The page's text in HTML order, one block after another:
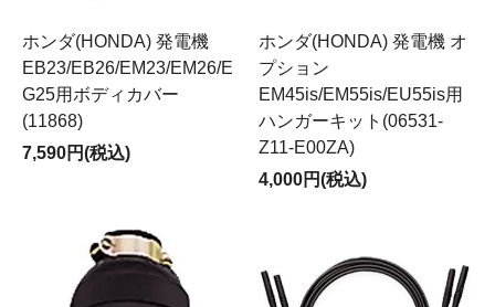
ホンダ(HONDA) 発電機
EB23/EB26/EM23/EM26/E
G25用ボディカバー
(11868)
7,590円(税込)
ホンダ(HONDA) 発電機 オ
プション
EM45is/EM55is/EU55is用
ハンガーキット(06531-
Z11-E00ZA)
4,000円(税込)